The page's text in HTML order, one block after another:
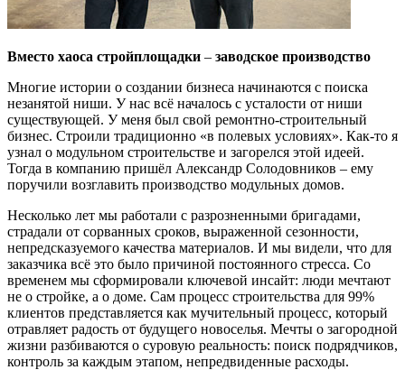
Вместо хаоса стройплощадки – заводское производство
Многие истории о создании бизнеса начинаются с поиска
незанятой ниши. У нас всё началось с усталости от ниши
существующей. У меня был свой ремонтно-строительный
бизнес. Строили традиционно «в полевых условиях». Как-то я
узнал о модульном строительстве и загорелся этой идеей.
Тогда в компанию пришёл Александр Солодовников – ему
поручили возглавить производство модульных домов.
Несколько лет мы работали с разрозненными бригадами,
страдали от сорванных сроков, выраженной сезонности,
непредсказуемого качества материалов. И мы видели, что для
заказчика всё это было причиной постоянного стресса. Со
временем мы сформировали ключевой инсайт: люди мечтают
не о стройке, а о доме. Сам процесс строительства для 99%
клиентов представляется как мучительный процесс, который
отравляет радость от будущего новоселья. Мечты о загородной
жизни разбиваются о суровую реальность: поиск подрядчиков,
контроль за каждым этапом, непредвиденные расходы.